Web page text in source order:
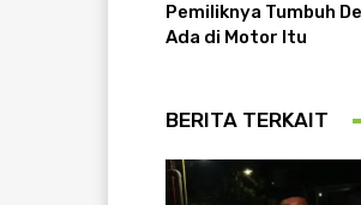
Pemiliknya Tumbuh
Ada di Motor Itu
BERITA TERKAIT